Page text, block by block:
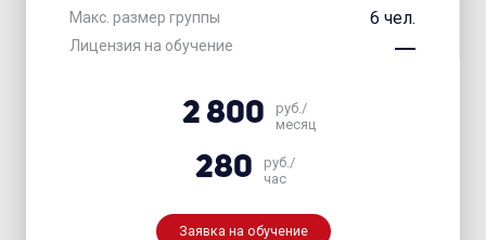
Макс. размер группы 6 чел.
Лицензия на обучение
2 800
руб./
месяц
280
руб./
час
Заявка на обучение